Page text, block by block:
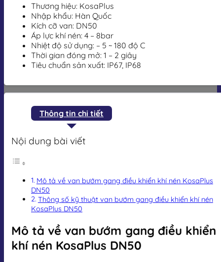
Thương hiệu: KosaPlus
Nhập khẩu: Hàn Quốc
Kích cỡ van: DN50
Áp lực khí nén: 4 – 8bar
Nhiệt độ sử dụng: – 5 ~ 180 độ C
Thời gian đóng mở: 1 – 2 giây
Tiêu chuẩn sản xuất: IP67, IP68
Thông tin chi tiết
Nội dung bài viết
Mô tả về van bướm gang điều khiển khí nén KosaPlus
DN50
Thông số kỹ thuật van bướm gang điều khiển khí nén
KosaPlus DN50
Mô tả về van bướm gang điều khiển
khí nén KosaPlus DN50